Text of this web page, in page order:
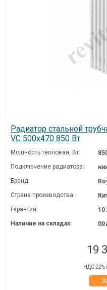
Радиатор стальной
VC 500x470 850 Вт
Мощность тепловая, Вт:
Подключение радиатора:
Бренд:
Страна производства:
Гарантия:
10
Наличие на складах:
19
НДС 22%